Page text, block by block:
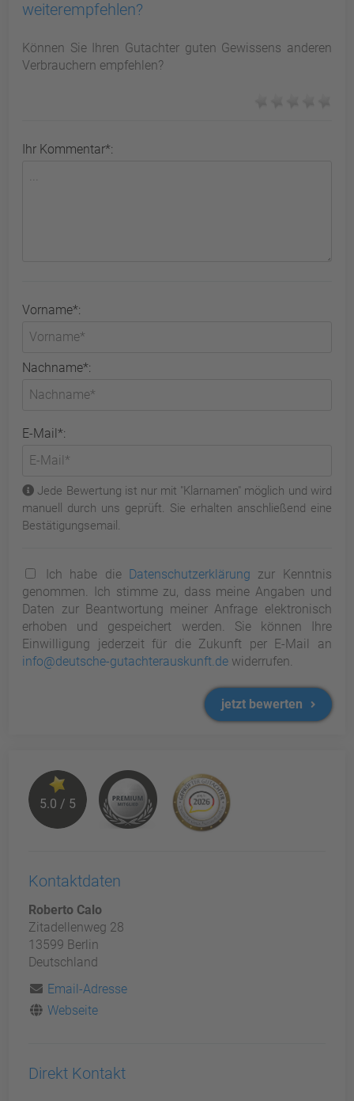
weiterempfehlen?
Können Sie Ihren Gutachter guten Gewissens anderen
Verbrauchern empfehlen?
Ihr Kommentar*:
Vorname*:
Nachname*:
E-Mail*:
Jede Bewertung ist nur mit "Klarnamen" möglich und wird
manuell durch uns geprüft. Sie erhalten anschließend eine
Bestätigungsemail.
Ich habe die Datenschutzerklärung zur Kenntnis
genommen. Ich stimme zu, dass meine Angaben und
Daten zur Beantwortung meiner Anfrage elektronisch
erhoben und gespeichert werden. Sie können Ihre
Einwilligung jederzeit für die Zukunft per E-Mail an
info@deutsche-gutachterauskunft.de widerrufen.
jetzt bewerten
5.0 / 5
Kontaktdaten
Roberto Calo
Zitadellenweg 28
13599 Berlin
Deutschland
Email-Adresse
Webseite
Direkt Kontakt